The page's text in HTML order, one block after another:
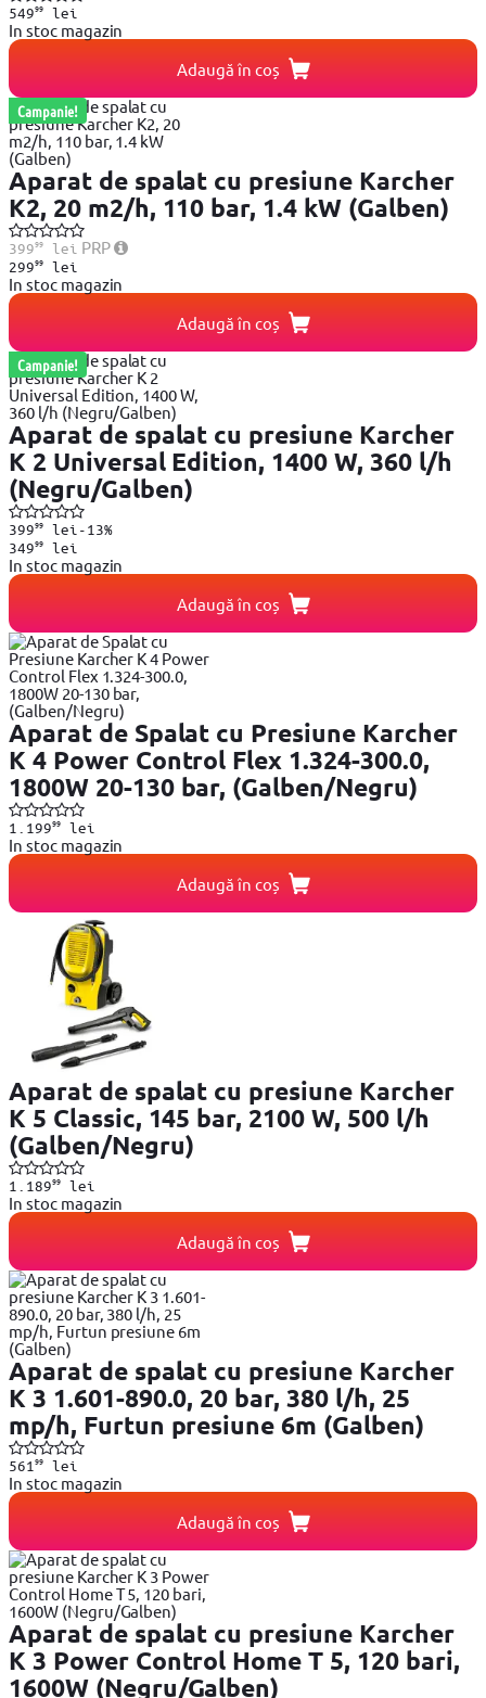
54999lei
In stoc magazin
Adaugă în coș
Campanie!
Aparat de spalat cu presiune Karcher
K2, 20 m2/h, 110 bar, 1.4 kW (Galben)
39999lei PRP
29999lei
In stoc magazin
Adaugă în coș
Campanie!
Aparat de spalat cu presiune Karcher
K 2 Universal Edition, 1400 W, 360 l/h
(Negru/Galben)
39999lei -13%
34999lei
In stoc magazin
Adaugă în coș
Aparat de Spalat cu Presiune Karcher
K 4 Power Control Flex 1.324-300.0,
1800W 20-130 bar, (Galben/Negru)
1.19999lei
In stoc magazin
Adaugă în coș
Aparat de spalat cu presiune Karcher
K 5 Classic, 145 bar, 2100 W, 500 l/h
(Galben/Negru)
1.18999lei
In stoc magazin
Adaugă în coș
Aparat de spalat cu presiune Karcher
K 3 1.601-890.0, 20 bar, 380 l/h, 25
mp/h, Furtun presiune 6m (Galben)
561 99lei
In stoc magazin
Adaugă în coș
Aparat de spalat cu presiune Karcher
K 3 Power Control Home T 5, 120 bari,
1600W (Negru/Galben)